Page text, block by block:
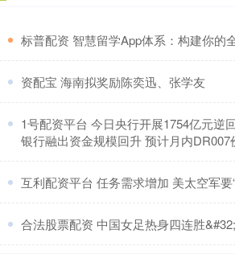
标普配资 智慧留学App体系：构建你的
​资配宝 海南拟奖励陈奕迅、张学友
​1号配资平台 今日央行开展1754亿元逆
银行融出资金规模回升 预计月内DR007
互利配资平台 任务需求增加 美太空军要
合法股票配资 中国女足热身四连胜